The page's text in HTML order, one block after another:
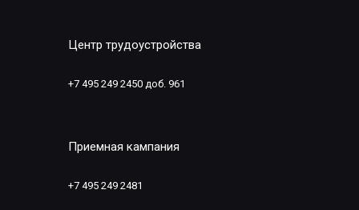
Центр трудоустройства
+7 495 249 2450 доб. 961
Приемная кампания
+7 495 249 2481